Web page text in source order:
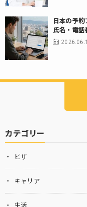
日本の予
氏名・電話
カテゴリー
ビザ
キャリア
生活